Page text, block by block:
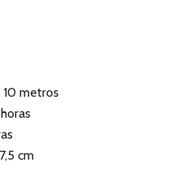
metros
cm